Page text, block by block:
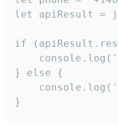
let apiResult =
if
} else {
}